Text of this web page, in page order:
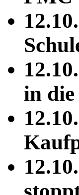
in die